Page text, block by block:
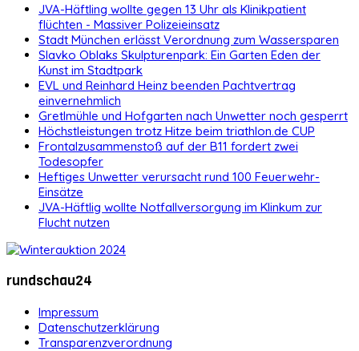
JVA-Häftling wollte gegen 13 Uhr als Klinikpatient
flüchten - Massiver Polizeieinsatz
Stadt München erlässt Verordnung zum Wassersparen
Slavko Oblaks Skulpturenpark: Ein Garten Eden der
Kunst im Stadtpark
EVL und Reinhard Heinz beenden Pachtvertrag
einvernehmlich
Gretlmühle und Hofgarten nach Unwetter noch gesperrt
Höchstleistungen trotz Hitze beim triathlon.de CUP
Frontalzusammenstoß auf der B11 fordert zwei
Todesopfer
Heftiges Unwetter verursacht rund 100 Feuerwehr-
Einsätze
JVA-Häftlig wollte Notfallversorgung im Klinkum zur
Flucht nutzen
rundschau24
Impressum
Datenschutzerklärung
Transparenzverordnung